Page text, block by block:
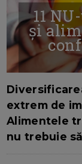
11
și
extrem de
Alimentele
nu trebuie